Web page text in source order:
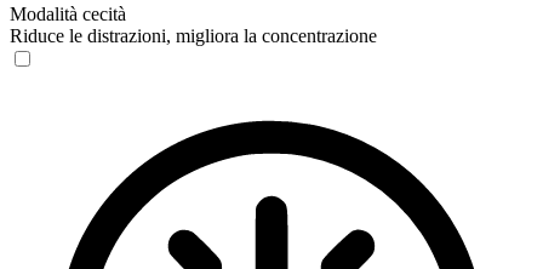
Modalità cecità
Riduce le distrazioni, migliora la concentrazione